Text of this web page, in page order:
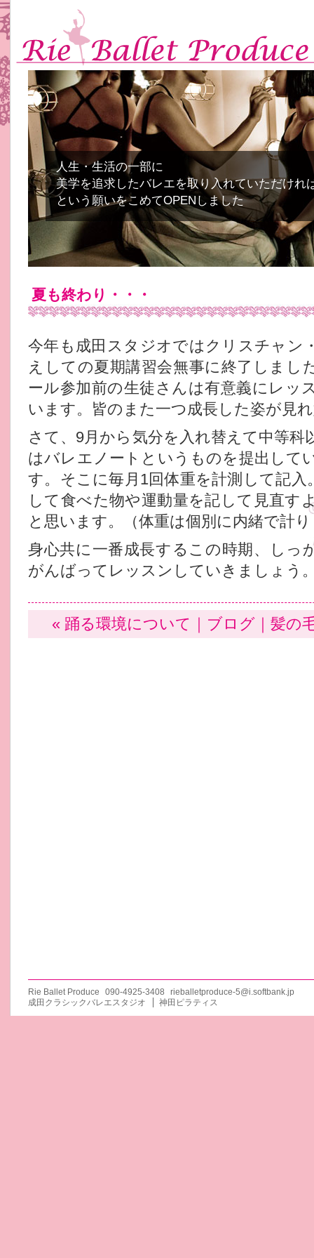
人生・生活の一部に
美学を追求したバレエを取り入れていただけれ
という願いをこめてOPENしました
夏も終わり・・・
今年も成田スタジオではクリスチャン
えしての夏期講習会無事に終了しまし
ール参加前の生徒さんは有意義にレッ
います。皆のまた一つ成長した姿が見
さて、9月から気分を入れ替えて中等科
はバレエノートというものを提出して
す。そこに毎月1回体重を計測して記入
して食べた物や運動量を記して見直す
と思います。（体重は個別に内緒で計
身心共に一番成長するこの時期、しっ
がんばってレッスンしていきましょう
« 踊る環境について ｜ ブログ ｜ 髪の
Rie Ballet Produce 090-4925-3408
rieballetproduce-5@i.softbank.jp
成田クラシックバレエスタジオ
神田ピラティス